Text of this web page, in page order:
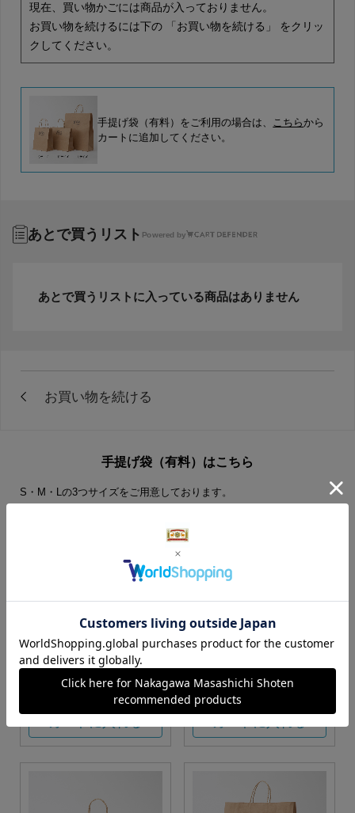
現在、買い物かごには商品が入っておりません。
お買い物を続けるには下の 「お買い物を続ける」 をクリッ
クしてください。
手提げ袋（有料）をご利用の場合は、 こちらから
カートに追加してください。
あとで買うリスト Powered by
あとで買うリストに入っている商品はありません
手提げ袋（有料）はこちら
S・M・Lの3つサイズをご用意しております。
S・M・Lサイズより当店に
Sサイズ